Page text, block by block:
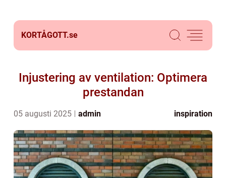
KORTÅGOTT.se
Injustering av ventilation: Optimera
prestandan
05 augusti 2025 admin inspiration